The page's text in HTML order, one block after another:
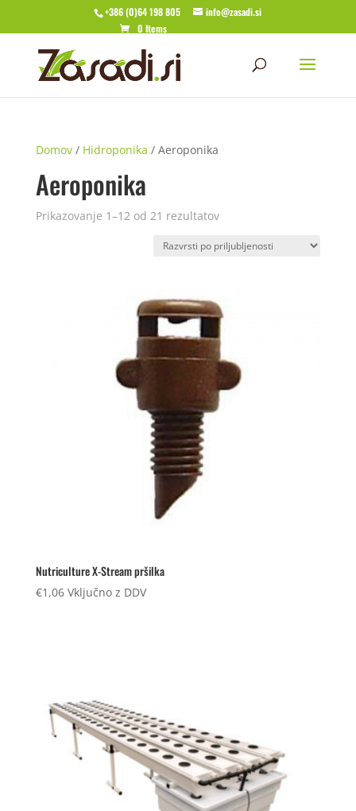
+386 (0)64 198 805
info@zasadi.si
0 Items
Domov/ Hidroponika / Aeroponika
Aeroponika
Prikazovanje 1–12 od 21 rezultatovRazvrščeno
priljubljenosti
Nutriculture X-Stream pršilka
€1,06 Vključno z DDV